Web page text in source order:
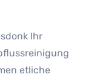
Ihr
etliche